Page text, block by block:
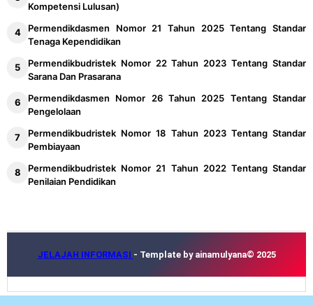
Kompetensi Lulusan)
Permendikdasmen Nomor 21 Tahun 2025 Tentang Standar
Tenaga Kependidikan
Permendikbudristek Nomor 22 Tahun 2023 Tentang Standar
Sarana Dan Prasarana
Permendikdasmen Nomor 26 Tahun 2025 Tentang Standar
Pengelolaan
Permendikbudristek Nomor 18 Tahun 2023 Tentang Standar
Pembiayaan
Permendikbudristek Nomor 21 Tahun 2022 Tentang Standar
Penilaian Pendidikan
JELAJAH INFORMASI - Template by ainamulyana© 2025